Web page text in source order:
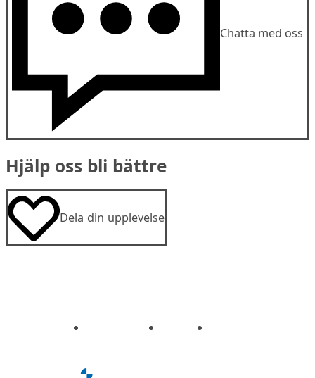
Chatta med oss
Hjälp oss bli bättre
Dela din upplevelse